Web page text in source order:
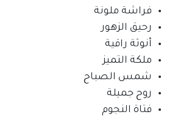
فراشة ملونة
رحيق الزهور
أنوثة راقية
ملكة التميز
شمس الصباح
روح جميلة
فتاة النجوم